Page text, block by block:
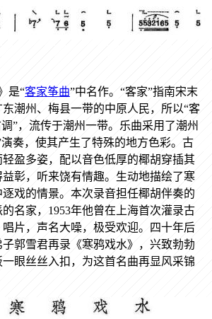
是“客家筝曲”中名作。“客家”指南宋末
潮州、梅县一带的中原人民，所以“客
”，流传于潮州一带。乐曲采用了潮州
奏，使其产生了特殊的地方色彩。古
盈多姿，配以音色低厚的椰胡穿插其
彰，听来饶有情趣。生动地描绘了寒
戏的情景。本次录音担任椰胡伴奏的
名家，1953年他曾在上海首次灌录古
片，声名大噪，极受欢迎。四十年后
郭雪君再录《寒鸦戏水》，兴致勃勃
眼丝丝入扣，为这首名曲再显风采锦